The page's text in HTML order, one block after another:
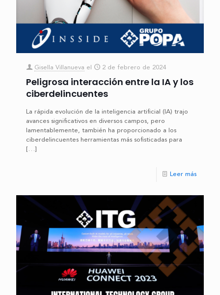
Gisella Villanueva el 2 de febrero de 2024
Peligrosa interacción entre la IA y los
ciberdelincuentes
La rápida evolución de la inteligencia artificial (IA) trajo
avances significativos en diversos campos, pero
lamentablemente, también ha proporcionado a los
ciberdelincuentes herramientas más sofisticadas para
[…]
Leer más